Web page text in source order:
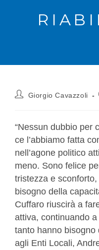
Giorgio Cavazzoli
“Nessun dubbio per
ce l’abbiamo fatta
nell’agone politico
meno. Sono felice
tristezza e
bisogno della
Cuffaro riuscirà a
attiva, continuando
tanto hanno bisogno
agli Enti Locali,